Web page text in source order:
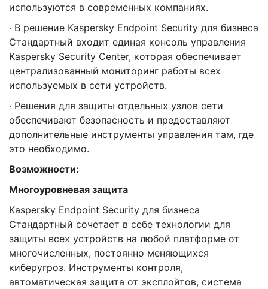
используются в современных компаниях.
· В решение Kaspersky Endpoint Security для бизнеса
Стандартный входит единая консоль управления
Kaspersky Security Center, которая обеспечивает
централизованный мониторинг работы всех
используемых в сети устройств.
· Решения для защиты отдельных узлов сети
обеспечивают безопасность и предоставляют
дополнительные инструменты управления там, где
это необходимо.
Возможности:
Многоуровневая защита
Kaspersky Endpoint Security для бизнеса
Стандартный сочетает в себе технологии для
защиты всех устройств на любой платформе от
многочисленных, постоянно меняющихся
киберугроз. Инструменты контроля,
автоматическая защита от эксплойтов, система